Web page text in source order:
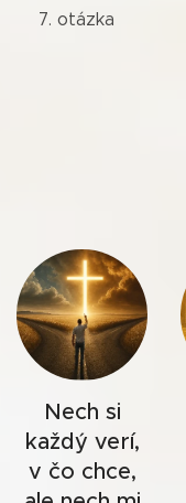
7. otázka
Nech si
každý verí,
v čo chce,